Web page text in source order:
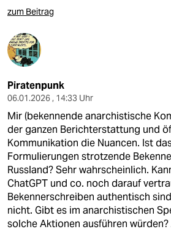
zum Beitrag
Piratenpunk
06.01.2026 , 14:33 Uhr
Mir (bekennende anarchistische
der ganzen Berichterstattung und
Kommunikation die Nuancen. Ist
Formulierungen strotzende
Russland? Sehr wahrscheinlich.
ChatGPT und co. noch darauf
Bekennerschreiben authentisch
nicht. Gibt es im anarchistischen
solche Aktionen ausführen